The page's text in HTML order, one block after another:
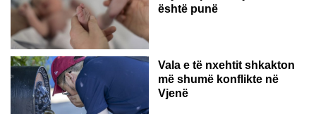
është punë
Vala e të nxehtit shkakton
më shumë konflikte në
Vjenë